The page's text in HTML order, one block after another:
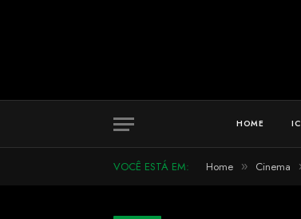
HOME
VOCÊ ESTÁ EM: Home » Cinema